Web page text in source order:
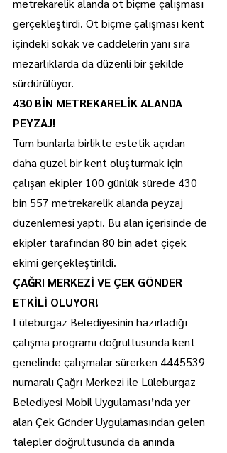
metrekarelik alanda ot biçme çalışması
gerçekleştirdi. Ot biçme çalışması kent
içindeki sokak ve caddelerin yanı sıra
mezarlıklarda da düzenli bir şekilde
sürdürülüyor.
430 BİN METREKARELİK ALANDA
PEYZAJ!
Tüm bunlarla birlikte estetik açıdan
daha güzel bir kent oluşturmak için
çalışan ekipler 100 günlük sürede 430
bin 557 metrekarelik alanda peyzaj
düzenlemesi yaptı. Bu alan içerisinde de
ekipler tarafından 80 bin adet çiçek
ekimi gerçekleştirildi.
ÇAĞRI MERKEZİ VE ÇEK GÖNDER
ETKİLİ OLUYOR!
Lüleburgaz Belediyesinin hazırladığı
çalışma programı doğrultusunda kent
genelinde çalışmalar sürerken 4445539
numaralı Çağrı Merkezi ile Lüleburgaz
Belediyesi Mobil Uygulaması’nda yer
alan Çek Gönder Uygulamasından gelen
talepler doğrultusunda da anında